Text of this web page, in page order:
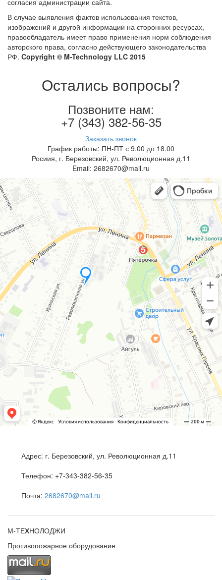
согласия администрации сайта.
В случае выявления фактов использования текстов,
изображений и другой информации на сторонних ресурсах,
правообладатель имеет право применения норм соблюдения
авторского права, согласно действующего законодательства
РФ. Copyright © M-Technology LLC 2015
Остались вопросы?
Позвоните нам:
+7 (343) 382-56-35
Заказать звонок
График работы: ПН-ПТ с 9.00 до 18.00
Росиия, г. Березовский, ул. Революционная д.11
Email: 2682670@mail.ru
Адрес: г. Березовский, ул. Революционная д.11
Телефон: +7-343-382-56-35
Почта: 2682670@mail.ru
М-ТЕХНОЛОДЖИ
Противопожарное оборудование